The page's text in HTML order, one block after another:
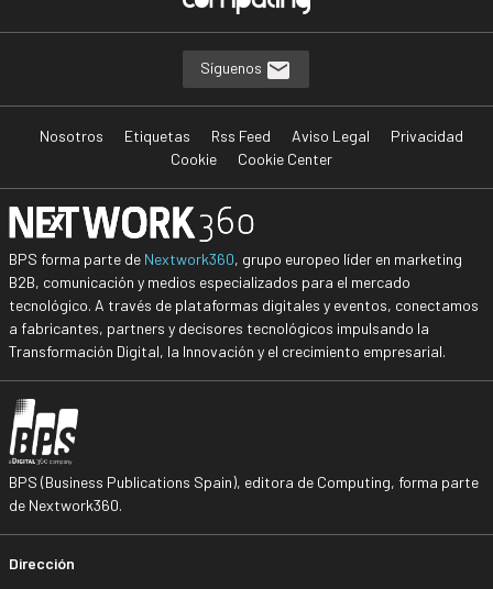
Síguenos
Nosotros Etiquetas Rss Feed Aviso Legal
Privacidad
Cookie
Cookie Center
BPS forma parte de Nextwork360, grupo europeo líder en marketing
B2B, comunicación y medios especializados para el mercado
tecnológico. A través de plataformas digitales y eventos, conectamos
a fabricantes, partners y decisores tecnológicos impulsando la
Transformación Digital, la Innovación y el crecimiento empresarial.
BPS (Business Publications Spain), editora de Computing, forma parte
de Nextwork360.
Dirección